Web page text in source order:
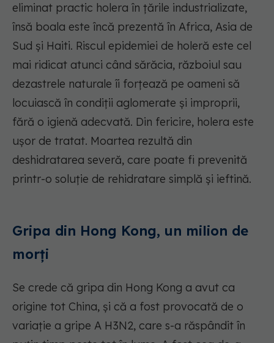
eliminat practic holera în țările industrializate,
însă boala este încă prezentă în Africa, Asia de
Sud și Haiti. Riscul epidemiei de holeră este cel
mai ridicat atunci când sărăcia, războiul sau
dezastrele naturale îi forțează pe oameni să
locuiască în condiții aglomerate și improprii,
fără o igienă adecvată. Din fericire, holera este
ușor de tratat. Moartea rezultă din
deshidratarea severă, care poate fi prevenită
printr-o soluție de rehidratare simplă și ieftină.
Gripa din Hong Kong, un milion de
morți
Se crede că gripa din Hong Kong a avut ca
origine tot China, și că a fost provocată de o
variație a gripe A H3N2, care s-a răspândit în